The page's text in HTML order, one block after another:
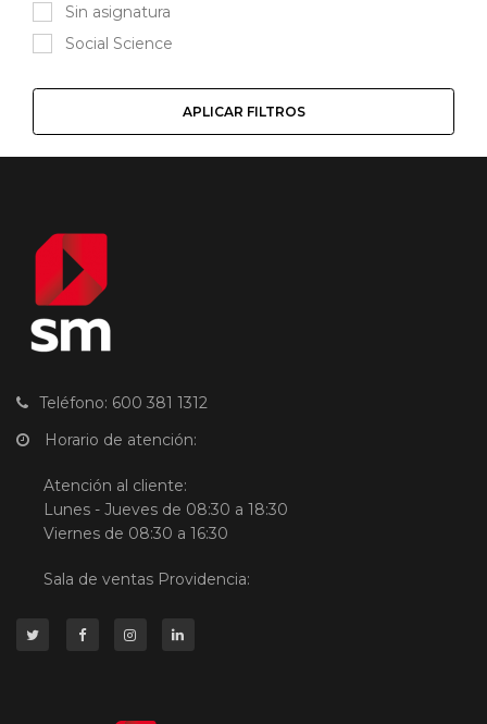
Sin asignatura
Social Science
APLICAR FILTROS
Teléfono: 600 381 1312
Horario de atención:
Atención al cliente:
Lunes - Jueves de 08:30 a 18:30
Viernes de 08:30 a 16:30
Sala de ventas Providencia: